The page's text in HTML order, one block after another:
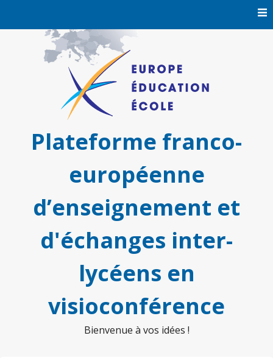
Plateforme franco-
européenne
d’enseignement et
d'échanges inter-
lycéens en
visioconférence
Bienvenue à vos idées !